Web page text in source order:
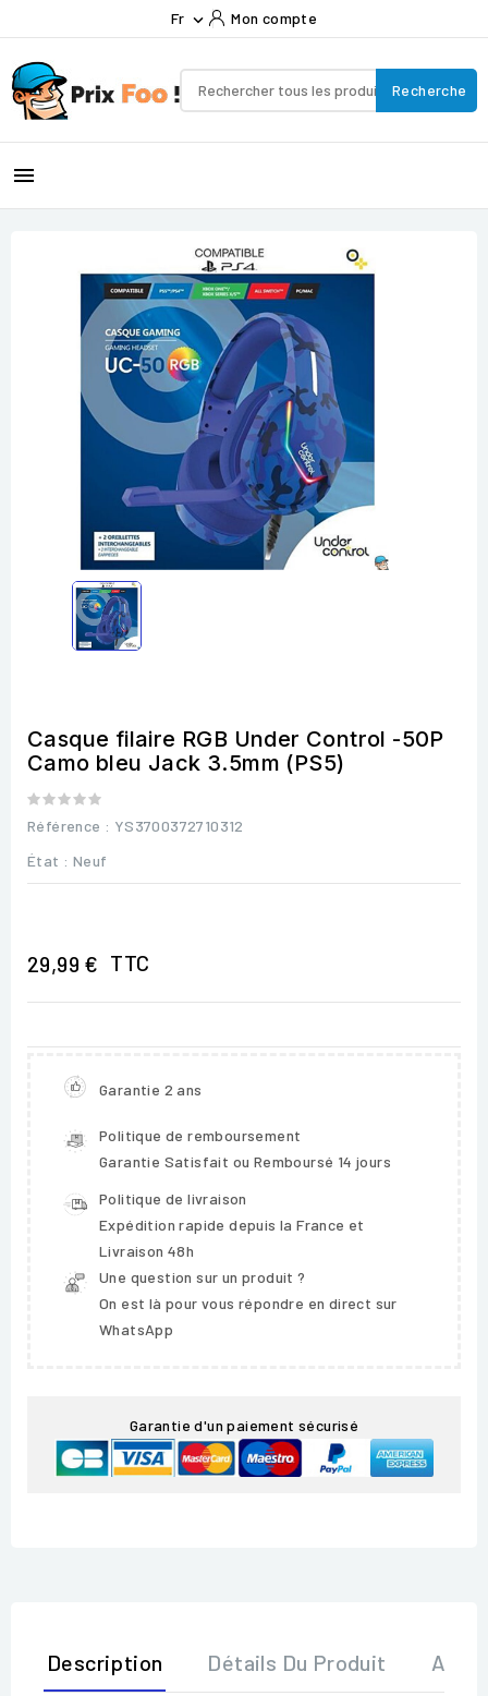
Fr  Mon compte
Recherche

Casque filaire RGB Under Control -50P
Camo bleu Jack 3.5mm (PS5)
Référence : YS3700372710312
État : Neuf
29,99 € TTC
Garantie 2 ans
Politique de remboursement
Garantie Satisfait ou Remboursé 14 jours
Politique de livraison
Expédition rapide depuis la France et
Livraison 48h
Une question sur un produit ?
On est là pour vous répondre en direct sur
WhatsApp
Garantie d'un paiement sécurisé
Description Détails Du Produit Avis